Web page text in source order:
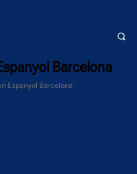
Barcelona
Espanyol Barcelona